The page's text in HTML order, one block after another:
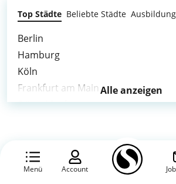
Menü Account
Top Städte Beliebte Städte Ausbildung
Berlin
Hamburg
Köln
Frankfurt am Main
Düsseldorf
Duisburg
Bochum
Alle anzeigen